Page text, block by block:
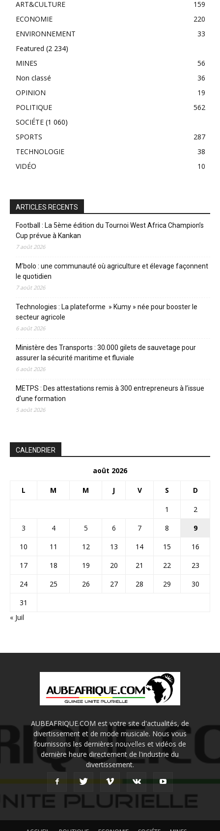
ART&CULTURE
159
ECONOMIE
220
ENVIRONNEMENT
33
Featured (2 234)
MINES
56
Non classé
36
OPINION
19
POLITIQUE
562
SOCIÉTE (1 060)
SPORTS
287
TECHNOLOGIE
38
VIDÉO
10
ARTICLES RECENTS
Football : La 5ème édition du Tournoi West Africa Champion’s
Cup prévue à Kankan
7 août 2026
M’bolo : une communauté où agriculture et élevage façonnent
le quotidien
7 août 2026
Technologies : La plateforme » Kumy » née pour booster le
secteur agricole
6 août 2026
Ministère des Transports : 30.000 gilets de sauvetage pour
assurer la sécurité maritime et fluviale
6 août 2026
METPS : Des attestations remis à 300 entrepreneurs à l’issue
d’une formation
5 août 2026
CALENDRIER
août 2026
L M M J V S D
1
2
3
4 5 6 7 8
9
10
11 12 13 14 15
16
17
18 19 20 21 22
23
24
25 26 27 28 29
30
31
« Juil
AUBEAFRIQUE.COM est votre site d'actualités, de
divertissement et de mode musicale. Nous vous
fournissons les dernières nouvelles et vidéos de
dernière heure directement de l'industrie du
divertissement.